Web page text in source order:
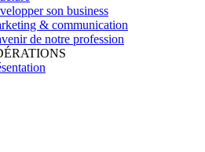
son business
& communication
de notre profession